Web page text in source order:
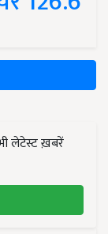
लेटेस्ट ख़बरें